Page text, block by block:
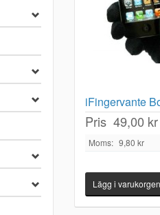
iFingervante
Pris 49,00 kr
Moms: 9,80 kr